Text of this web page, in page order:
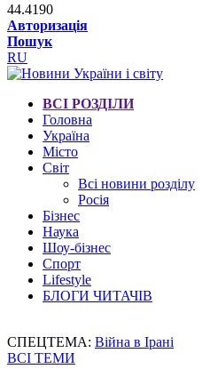
44.4190
Авторизація
Пошук
RU
ВСІ РОЗДІЛИ
Головна
Україна
Місто
Світ
Всі новини розділу
Росія
Бізнес
Наука
Шоу-бізнес
Спорт
Lifestyle
БЛОГИ ЧИТАЧІВ
СПЕЦТЕМА: Війна в Ірані
ВСІ ТЕМИ